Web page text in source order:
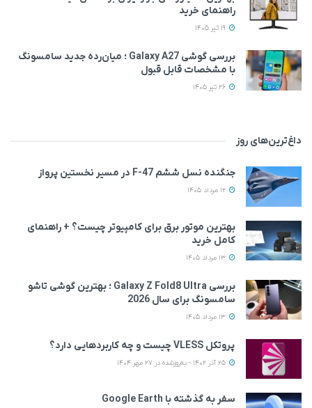
راهنمای خرید
بررسی گوشی Galaxy A27 ؛ میان‌رده‌ جدید سامسونگ
با مشخصات قابل قبول
داغ‌ترین‌های روز
جنگنده نسل ششم F-47 در مسیر نخستین پرواز
بهترین موتور برق برای کامپیوتر چیست؟ + راهنمای
کامل خرید
بررسی Galaxy Z Fold8 Ultra ؛ بهترین گوشی تاشو
سامسونگ برای سال 2026
پروتکل VLESS چیست و چه کاربردهایی دارد؟
سفر به گذشته با Google Earth